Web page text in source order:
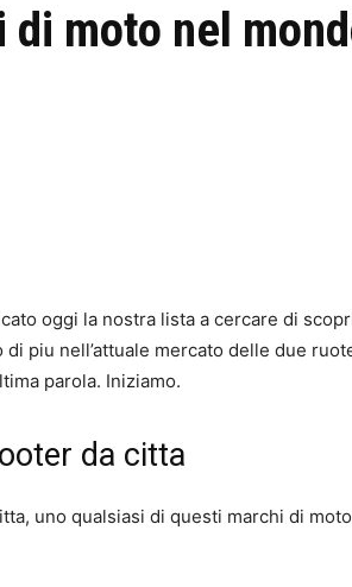
moto nel
oggi la nostra lista a cercare di
piu nell’attuale mercato delle due
parola. Iniziamo.
da citta
uno qualsiasi di questi marchi di